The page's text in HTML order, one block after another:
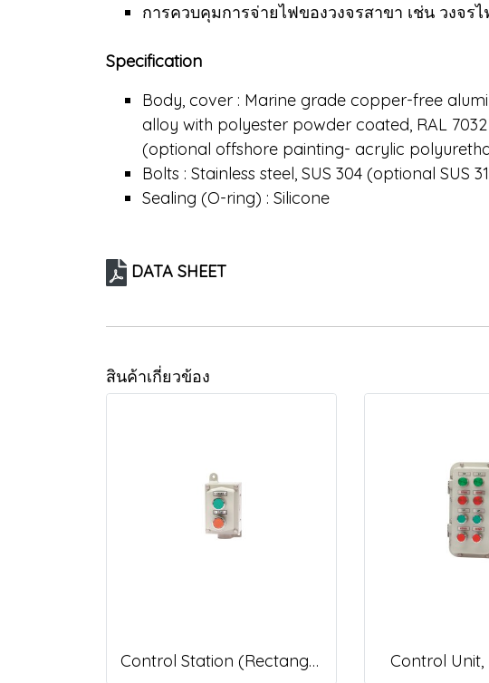
การควบคุมการจ่ายไฟของวงจรสาขา เช่น วงจร
Specification
Body, cover : Marine grade copper-free
alloy with polyester powder coated, RAL
(optional offshore painting- acrylic
Bolts : Stainless steel, SUS 304 (optional SUS
Sealing (O-ring) : Silicone
DATA SHEET
สินค้าเกี่ยวข้อง
Control Station (Rectangular Shape), EPB/ EPL/ EPBL/ ESL/ EKS/ EEM series Control Unit,